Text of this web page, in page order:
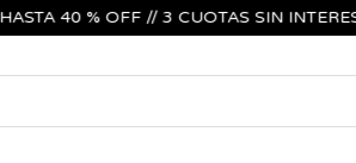
40 % OFF // 3 CUOTAS SIN